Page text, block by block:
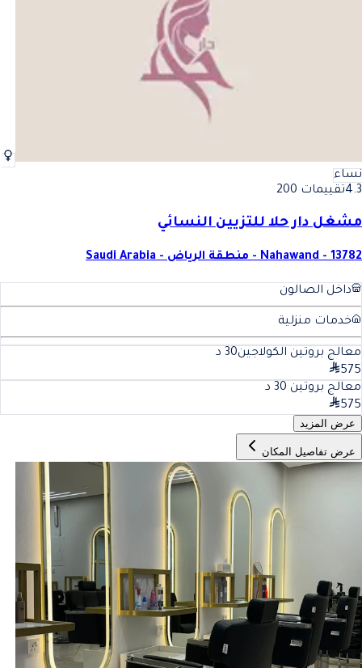
نساء
4.3تقييمات 200
مشغل دار حلا للتزيين النسائي
Nahawand - 13782 - منطقة الرياض - Saudi Arabia
داخل الصالون
خدمات منزلية
معالج بروتين الكولاجين30 د
575
معالج بروتين 30 د
575
عرض المزيد
عرض تفاصيل المكان